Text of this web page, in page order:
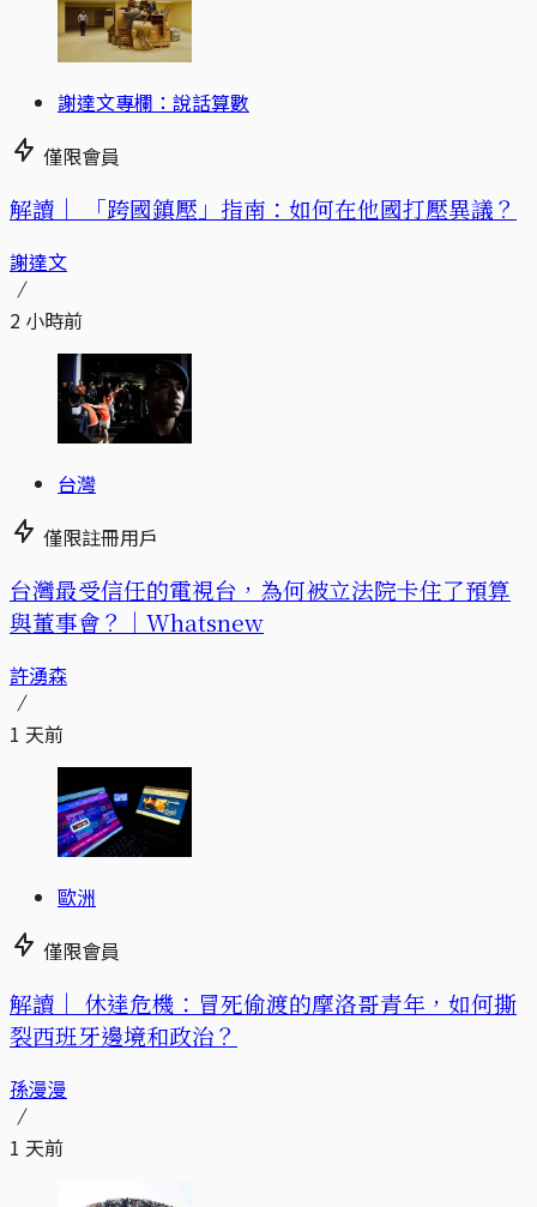
謝達文專欄：說話算數
僅限會員
解讀｜ 「跨國鎮壓」指南：如何在他國打壓異議？
謝達文
2 小時前
台灣
僅限註冊用戶
台灣最受信任的電視台，為何被立法院卡住了預算
與董事會？｜Whatsnew
許湧森
1 天前
歐洲
僅限會員
解讀｜ 休達危機：冒死偷渡的摩洛哥青年，如何撕
裂西班牙邊境和政治？
孫漫漫
1 天前